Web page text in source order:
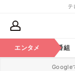
テ
エンタメBS・CS番組
Google